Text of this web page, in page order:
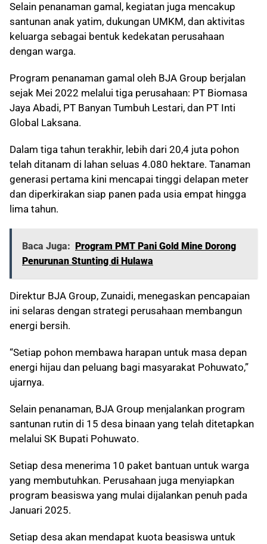
Selain penanaman gamal, kegiatan juga mencakup
santunan anak yatim, dukungan UMKM, dan aktivitas
keluarga sebagai bentuk kedekatan perusahaan
dengan warga.
Program penanaman gamal oleh BJA Group berjalan
sejak Mei 2022 melalui tiga perusahaan: PT Biomasa
Jaya Abadi, PT Banyan Tumbuh Lestari, dan PT Inti
Global Laksana.
Dalam tiga tahun terakhir, lebih dari 20,4 juta pohon
telah ditanam di lahan seluas 4.080 hektare. Tanaman
generasi pertama kini mencapai tinggi delapan meter
dan diperkirakan siap panen pada usia empat hingga
lima tahun.
Baca Juga: Program PMT Pani Gold Mine Dorong
Penurunan Stunting di Hulawa
Direktur BJA Group, Zunaidi, menegaskan pencapaian
ini selaras dengan strategi perusahaan membangun
energi bersih.
“Setiap pohon membawa harapan untuk masa depan
energi hijau dan peluang bagi masyarakat Pohuwato,”
ujarnya.
Selain penanaman, BJA Group menjalankan program
santunan rutin di 15 desa binaan yang telah ditetapkan
melalui SK Bupati Pohuwato.
Setiap desa menerima 10 paket bantuan untuk warga
yang membutuhkan. Perusahaan juga menyiapkan
program beasiswa yang mulai dijalankan penuh pada
Januari 2025.
Setiap desa akan mendapat kuota beasiswa untuk